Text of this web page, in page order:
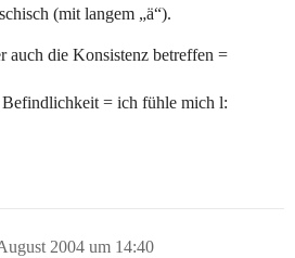
(mit langem „ä“).
auch die Konsistenz betreffen =
= ich fühle mich l:
2004 um 14:40